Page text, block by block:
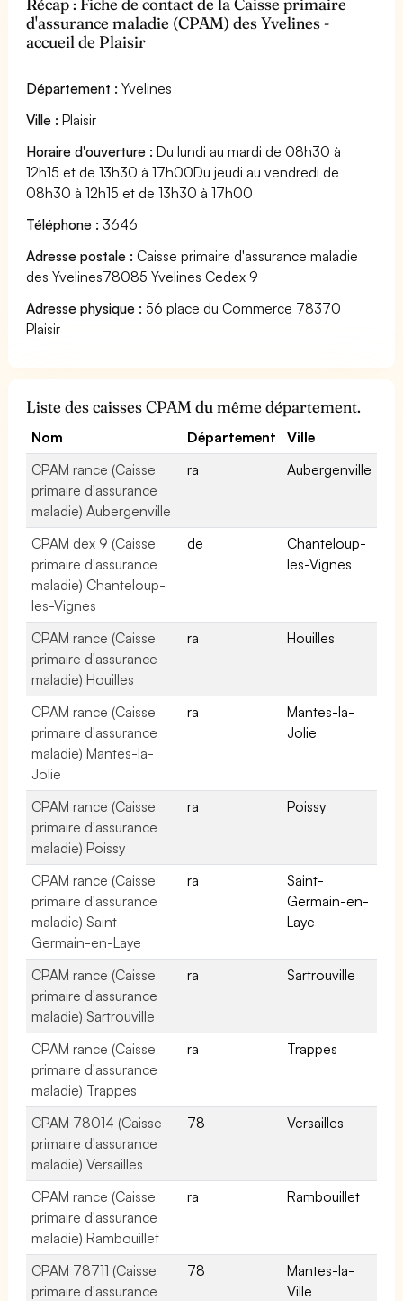
d'assurance maladie (CPAM) des Yvelines -
accueil de Plaisir
Département : Yvelines
Ville : Plaisir
Horaire d'ouverture : Du lundi au mardi de 08h30 à
12h15 et de 13h30 à 17h00Du jeudi au vendredi de
08h30 à 12h15 et de 13h30 à 17h00
Téléphone : 3646
Adresse postale : Caisse primaire d'assurance maladie
des Yvelines78085 Yvelines Cedex 9
Adresse physique : 56 place du Commerce 78370
Plaisir
Liste des caisses CPAM du même département.
Nom Département
Ville
CPAM rance (Caisse
primaire d'assurance
maladie) Aubergenville
ra Aubergenville
CPAM dex 9 (Caisse
primaire d'assurance
maladie) Chanteloup-
les-Vignes
de
Chanteloup-
les-Vignes
CPAM rance (Caisse
primaire d'assurance
maladie) Houilles
ra Houilles
CPAM rance (Caisse
primaire d'assurance
maladie) Mantes-la-
Jolie
ra
Mantes-la-
Jolie
CPAM rance (Caisse
primaire d'assurance
maladie) Poissy
ra Poissy
CPAM rance (Caisse
primaire d'assurance
maladie) Saint-
Germain-en-Laye
ra
Saint-
Germain-en-
Laye
CPAM rance (Caisse
primaire d'assurance
maladie) Sartrouville
ra Sartrouville
CPAM rance (Caisse
primaire d'assurance
maladie) Trappes
ra Trappes
CPAM 78014 (Caisse
primaire d'assurance
maladie) Versailles
78 Versailles
CPAM rance (Caisse
primaire d'assurance
maladie) Rambouillet
ra Rambouillet
CPAM 78711 (Caisse
primaire d'assurance
78
Mantes-la-
Ville